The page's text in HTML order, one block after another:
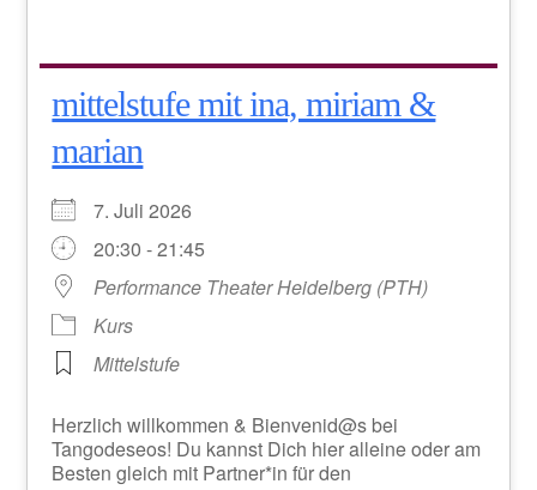
mittelstufe mit ina, miriam &
marian
7. Juli 2026
20:30 - 21:45
Performance Theater Heidelberg (PTH)
Kurs
Mittelstufe
Herzlich willkommen & Bienvenid@s bei
Tangodeseos! Du kannst Dich hier alleine oder am
Besten gleich mit Partner*in für den